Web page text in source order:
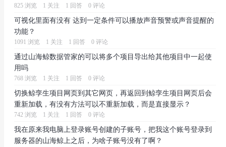
825 浏览 1 关注 1 回答 0 评论
可视化里面有没有 达到一定条件可以播放声音预警或声音提醒的
功能？
1091 浏览 1 关注 1 回答 0 评论
通过山海鲸数据管家的可以将多个项目导出给其他项目中一起使
用吗
768 浏览 1 关注 1 回答 0 评论
切换鲸孪生项目网页到其它网页，再返回到鲸孪生项目网页后会
重新加载，有没有方法可以不重新加载，而是直接显示？
742 浏览 1 关注 1 回答 0 评论
我在原来我电脑上登录账号创建的子账号，把我这个账号登录到
服务器的山海鲸上之后，为啥子账号没有了啊？